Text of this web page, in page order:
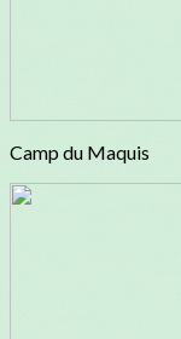
Camp du Maquis